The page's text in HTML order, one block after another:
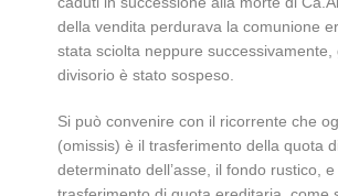
della vendita perdurava la comunione
stata sciolta neppure successivamente,
divisorio è stato sospeso.
Si può convenire con il ricorrente che
(omissis) è il trasferimento della quota
determinato dell’asse, il fondo rustico, e